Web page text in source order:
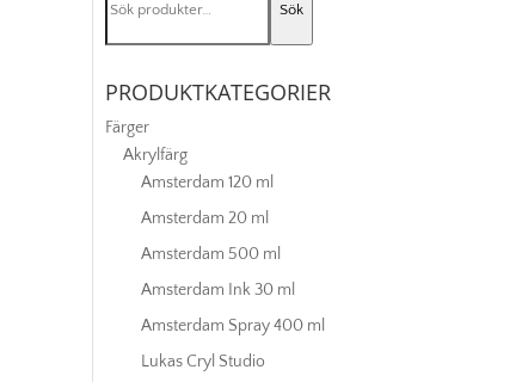
efter:
Sök
PRODUKTKATEGORIER
Färger
Akrylfärg
Amsterdam 120 ml
Amsterdam 20 ml
Amsterdam 500 ml
Amsterdam Ink 30 ml
Amsterdam Spray 400 ml
Lukas Cryl Studio